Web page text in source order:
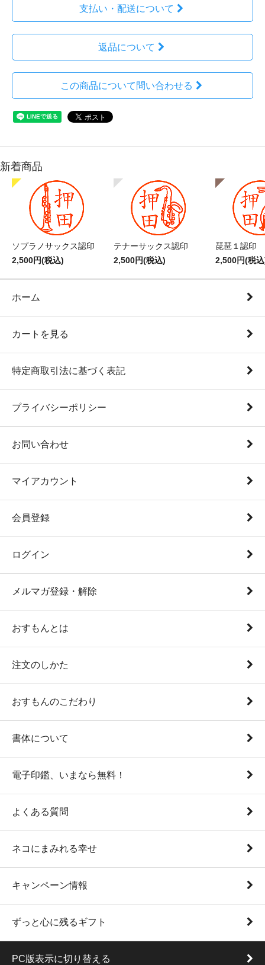
支払い・配送について
返品について
この商品について問い合わせる
新着商品
ソプラノサックス認印
2,500円(税込)
テナーサックス認印
2,500円(税込)
琵琶１認印
2,500円(税
ホーム
カートを見る
特定商取引法に基づく表記
プライバシーポリシー
お問い合わせ
マイアカウント
会員登録
ログイン
メルマガ登録・解除
おすもんとは
注文のしかた
おすもんのこだわり
書体について
電子印鑑、いまなら無料！
よくある質問
ネコにまみれる幸せ
キャンペーン情報
ずっと心に残るギフト
PC版表示に切り替える